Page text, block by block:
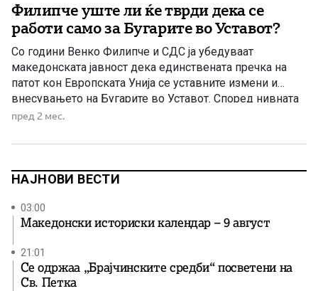
Филипче уште ли ќе тврди дека се
работи само за Бугарите во Уставот?
Со години Венко Филипче и СДС ја убедуваат
македонската јавност дека единствената пречка на
патот кон Европската Унија се уставните измени и
внесувањето на Бугарите во Уставот. Според нивната
политичка матрица, доволно било Македонија да ја
отворел. Но, што ќе каже Филипче по последните
пред 2 мес.
НАЈНОВИ ВЕСТИ
03:00
Македонски историски календар – 9 август
21:01
Се одржаа „Брајчинските средби“ посветени на
Св. Петка